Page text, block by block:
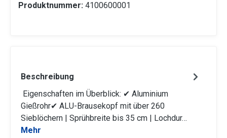
Produktnummer: 4100600001
Beschreibung
Eigenschaften im Überblick: ✔ Aluminium
Gießrohr✔ ALU-Brausekopf mit über 260
Sieblöchern | Sprühbreite bis 35 cm | Lochdur…
Mehr